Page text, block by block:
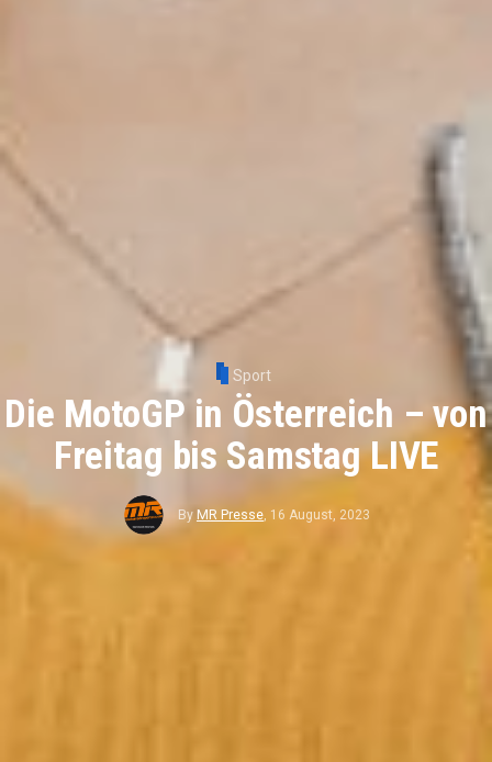
Sport
Die MotoGP in Österreich – von
Freitag bis Samstag LIVE
By MR Presse, 16 August, 2023